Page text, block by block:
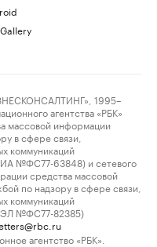
1995–
агентства «РБК»
массовой информации
в сфере связи,
коммуникаций
№ФС77-63848) и сетевого
средства массовой
по надзору в сфере связи,
коммуникаций
ЭЛ №ФС77-82385)
агентство «РБК».